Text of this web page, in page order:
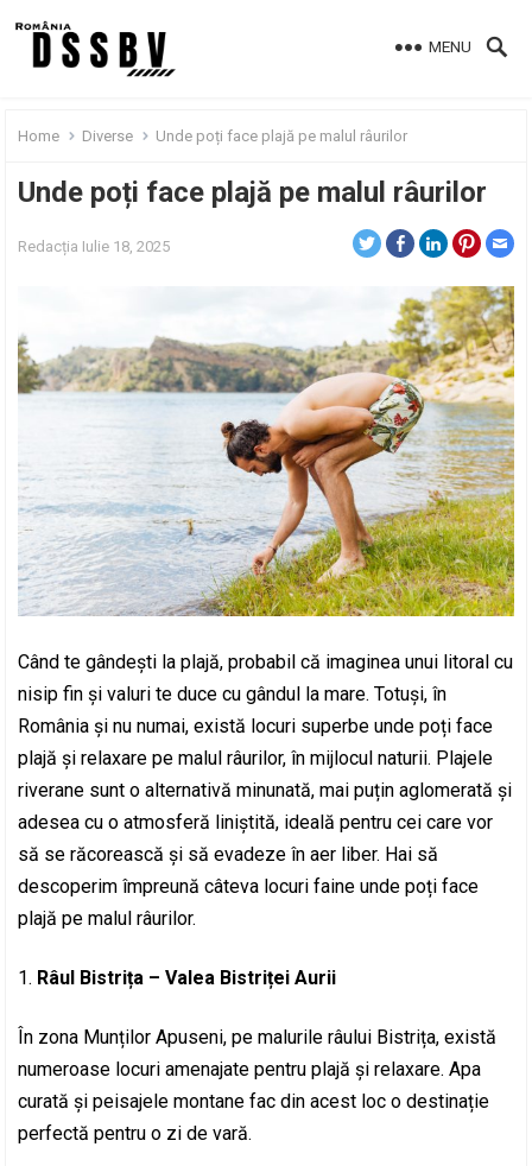
MENU
Home Diverse Unde poți face plajă pe malul râurilor
Unde poți face plajă pe malul râurilor
Redacția Iulie 18, 2025
Când te gândești la plajă, probabil că imaginea unui litoral cu
nisip fin și valuri te duce cu gândul la mare. Totuși, în
România și nu numai, există locuri superbe unde poți face
plajă și relaxare pe malul râurilor, în mijlocul naturii. Plajele
riverane sunt o alternativă minunată, mai puțin aglomerată și
adesea cu o atmosferă liniștită, ideală pentru cei care vor
să se răcorească și să evadeze în aer liber. Hai să
descoperim împreună câteva locuri faine unde poți face
plajă pe malul râurilor.
Râul Bistrița – Valea Bistriței Aurii
În zona Munților Apuseni, pe malurile râului Bistrița, există
numeroase locuri amenajate pentru plajă și relaxare. Apa
curată și peisajele montane fac din acest loc o destinație
perfectă pentru o zi de vară.